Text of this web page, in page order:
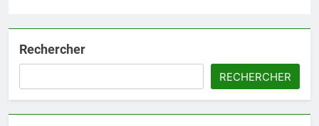
Rechercher
RECHERCHER